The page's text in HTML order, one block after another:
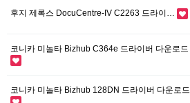
후지 제록스 DocuCentre-IV C2263 드라이…
코니카 미놀타 Bizhub C364e 드라이버 다운로드
코니카 미놀타 Bizhub 128DN 드라이버 다운로드